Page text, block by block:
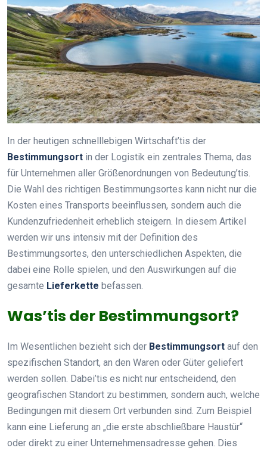
In der heutigen schnelllebigen Wirtschaft’tis der
Bestimmungsort in der Logistik ein zentrales Thema, das
für Unternehmen aller Größenordnungen von Bedeutung’tis.
Die Wahl des richtigen Bestimmungsortes kann nicht nur die
Kosten eines Transports beeinflussen, sondern auch die
Kundenzufriedenheit erheblich steigern. In diesem Artikel
werden wir uns intensiv mit der Definition des
Bestimmungsortes, den unterschiedlichen Aspekten, die
dabei eine Rolle spielen, und den Auswirkungen auf die
gesamte Lieferkette befassen.
Was’tis der Bestimmungsort?
Im Wesentlichen bezieht sich der Bestimmungsort auf den
spezifischen Standort, an den Waren oder Güter geliefert
werden sollen. Dabei’tis es nicht nur entscheidend, den
geografischen Standort zu bestimmen, sondern auch, welche
Bedingungen mit diesem Ort verbunden sind. Zum Beispiel
kann eine Lieferung an „die erste abschließbare Haustür“
oder direkt zu einer Unternehmensadresse gehen. Dies